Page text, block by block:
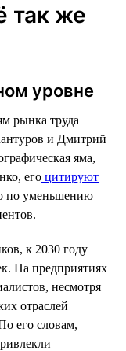
так же
уровне
рынка труда
и Дмитрий
яма,
его цитируют
по уменьшению
к 2030 году
На предприятиях
несмотря
отраслей
его словам,